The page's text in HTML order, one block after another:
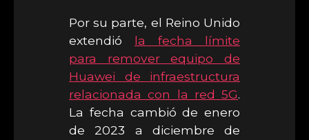
Por su parte, el Reino Unido
extendió la fecha límite
para remover equipo de
Huawei de infraestructura
relacionada con la red 5G.
La fecha cambió de enero
de 2023 a diciembre de